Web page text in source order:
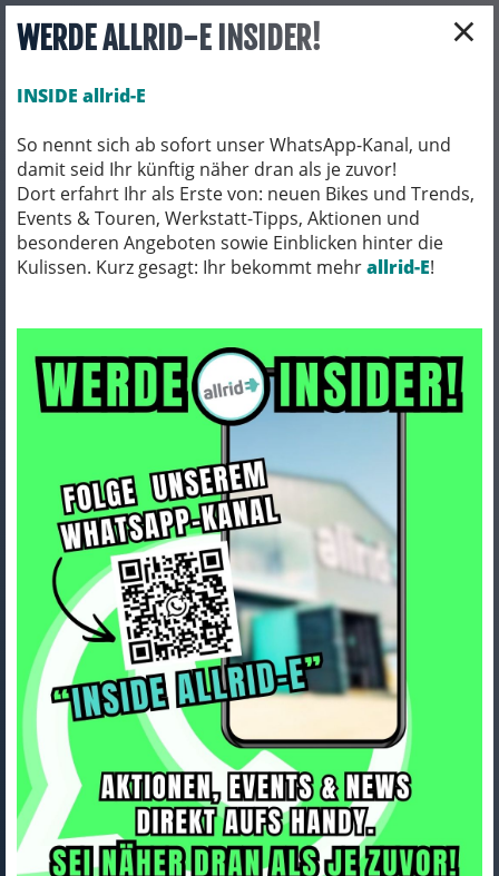
×
WERDE ALLRID-E INSIDER!
INSIDE allrid-E
So nennt sich ab sofort unser WhatsApp-Kanal, und
damit seid Ihr künftig näher dran als je zuvor!
Dort erfahrt Ihr als Erste von: neuen Bikes und Trends,
Events & Touren, Werkstatt-Tipps, Aktionen und
besonderen Angeboten sowie Einblicken hinter die
Kulissen. Kurz gesagt: Ihr bekommt mehrallrid-E!
Toggle navigation
FAHRRADTEILE KABEL
Trek Ebike Part Trek Bosch PF
FS G4 SpdSensor/Cbl 750mm
Art.Nr. W1050748
Farbe: BLACK